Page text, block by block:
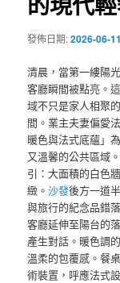
發佈日期:2026-06-11
清晨，當第一縷陽
客廳瞬間被點亮。
域不只是家人相聚
間。業主夫妻偏愛
暖色與法式底蘊」
又溫馨的公共區域
引：大面積的白色
緻。沙發後方一道
與旅行的紀念品錯
客廳延伸至陽台的
產生對話。暖色調
溫柔的包覆感。餐
術裝置，呼應法式